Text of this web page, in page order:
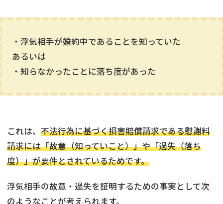
・浮気相手が婚約中であることを知っていた
あるいは
・知らなかったことに落ち度があった
これは、 不法行為に基づく損害賠償請求である慰謝料
請求には「故意（知っていこと）」や「過失（落ち
度）」が要件とされているためです。
浮気相手の故意・過失を証明するための事実として次
のようなことが考えられます。